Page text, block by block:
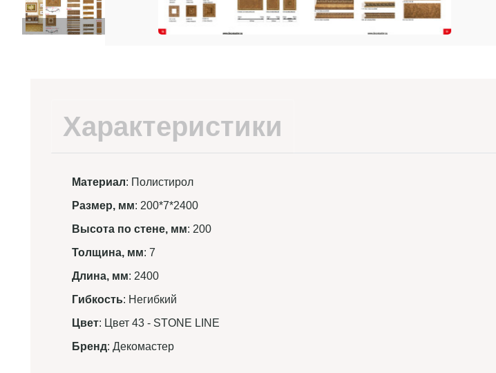
Характеристики
Материал: Полистирол
Размер, мм: 200*7*2400
Высота по стене, мм: 200
Толщина, мм: 7
Длина, мм: 2400
Гибкость: Негибкий
Цвет: Цвет 43 - STONE LINE
Бренд: Декомастер